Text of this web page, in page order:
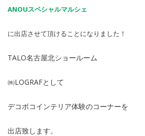
ANOUスペシャルマルシェ
に出店させて頂けることになりました！
TALO名古屋北ショールーム
㈱LOGRAFとして
デコボコインテリア体験のコーナーを
出店致します。